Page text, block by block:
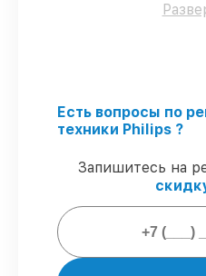
обучение и
Сервис с
полным
Что мы
80%
заказов
Есть вопросы по
техники Philips ?
Запишитесь на